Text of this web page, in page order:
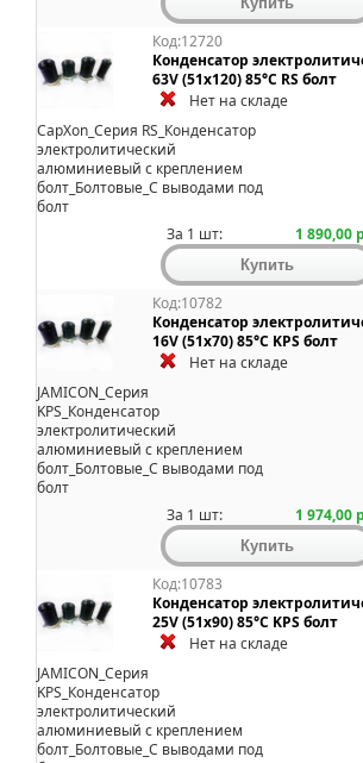
Код:12720
Конденсатор
63V (51x120) 85°C RS болт
Нет на складе
CapXon_Серия RS_Конденсатор
электролитический
алюминиевый с креплением
болт_Болтовые_С выводами под
болт
За 1 шт:
1 890,00
Код:10782
Конденсатор
16V (51x70) 85°C KPS болт
Нет на складе
JAMICON_Серия
KPS_Конденсатор
электролитический
алюминиевый с креплением
болт_Болтовые_С выводами под
болт
За 1 шт:
1 974,00
Код:10783
Конденсатор
25V (51x90) 85°C KPS болт
Нет на складе
JAMICON_Серия
KPS_Конденсатор
электролитический
алюминиевый с креплением
болт_Болтовые_С выводами под